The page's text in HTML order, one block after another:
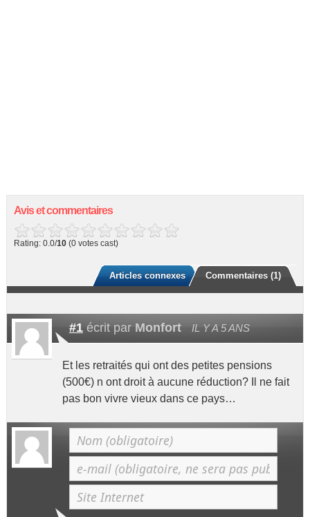
Avis et commentaires
Rating: 0.0/10(0 votes cast)
Commentaires (1)
Articles connexes
#1écrit par Monfort IL Y A 5 ANS
Et les retraités qui ont des petites pensions
(500€) n ont droit à aucune réduction? Il ne fait
pas bon vivre vieux dans ce pays…